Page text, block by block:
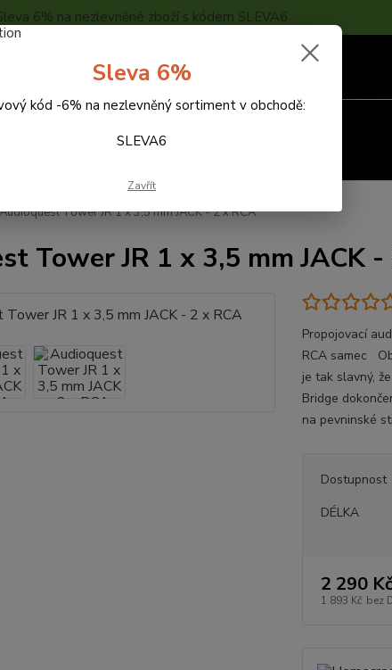
6% na nezlevněné zboží s kódem SLEVA6
Hledat
Tower JR 1 x 3,5 mm JACK - 2 x RCA
Tower JR 1 x 3,5 mm JACK
Propojovací
RCA samec
je tak slavný,
Bridge
na pevninské
Dostupnost
DÉLKA
2 290 Kč
1 893 Kč bez
Sleva 6%
kód -6% na nezlevněný sortiment v obchodě:
SLEVA6
Zavřít